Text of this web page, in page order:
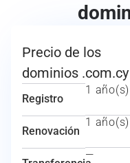
Precio de los
dominios .com.cy
Registro
1 año(s)
Renovación
1 año(s)
—